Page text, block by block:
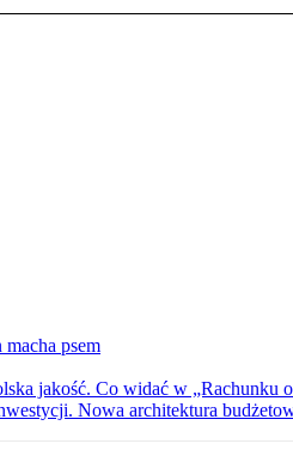
psem
jakość. Co widać w „Rachunku
Nowa architektura